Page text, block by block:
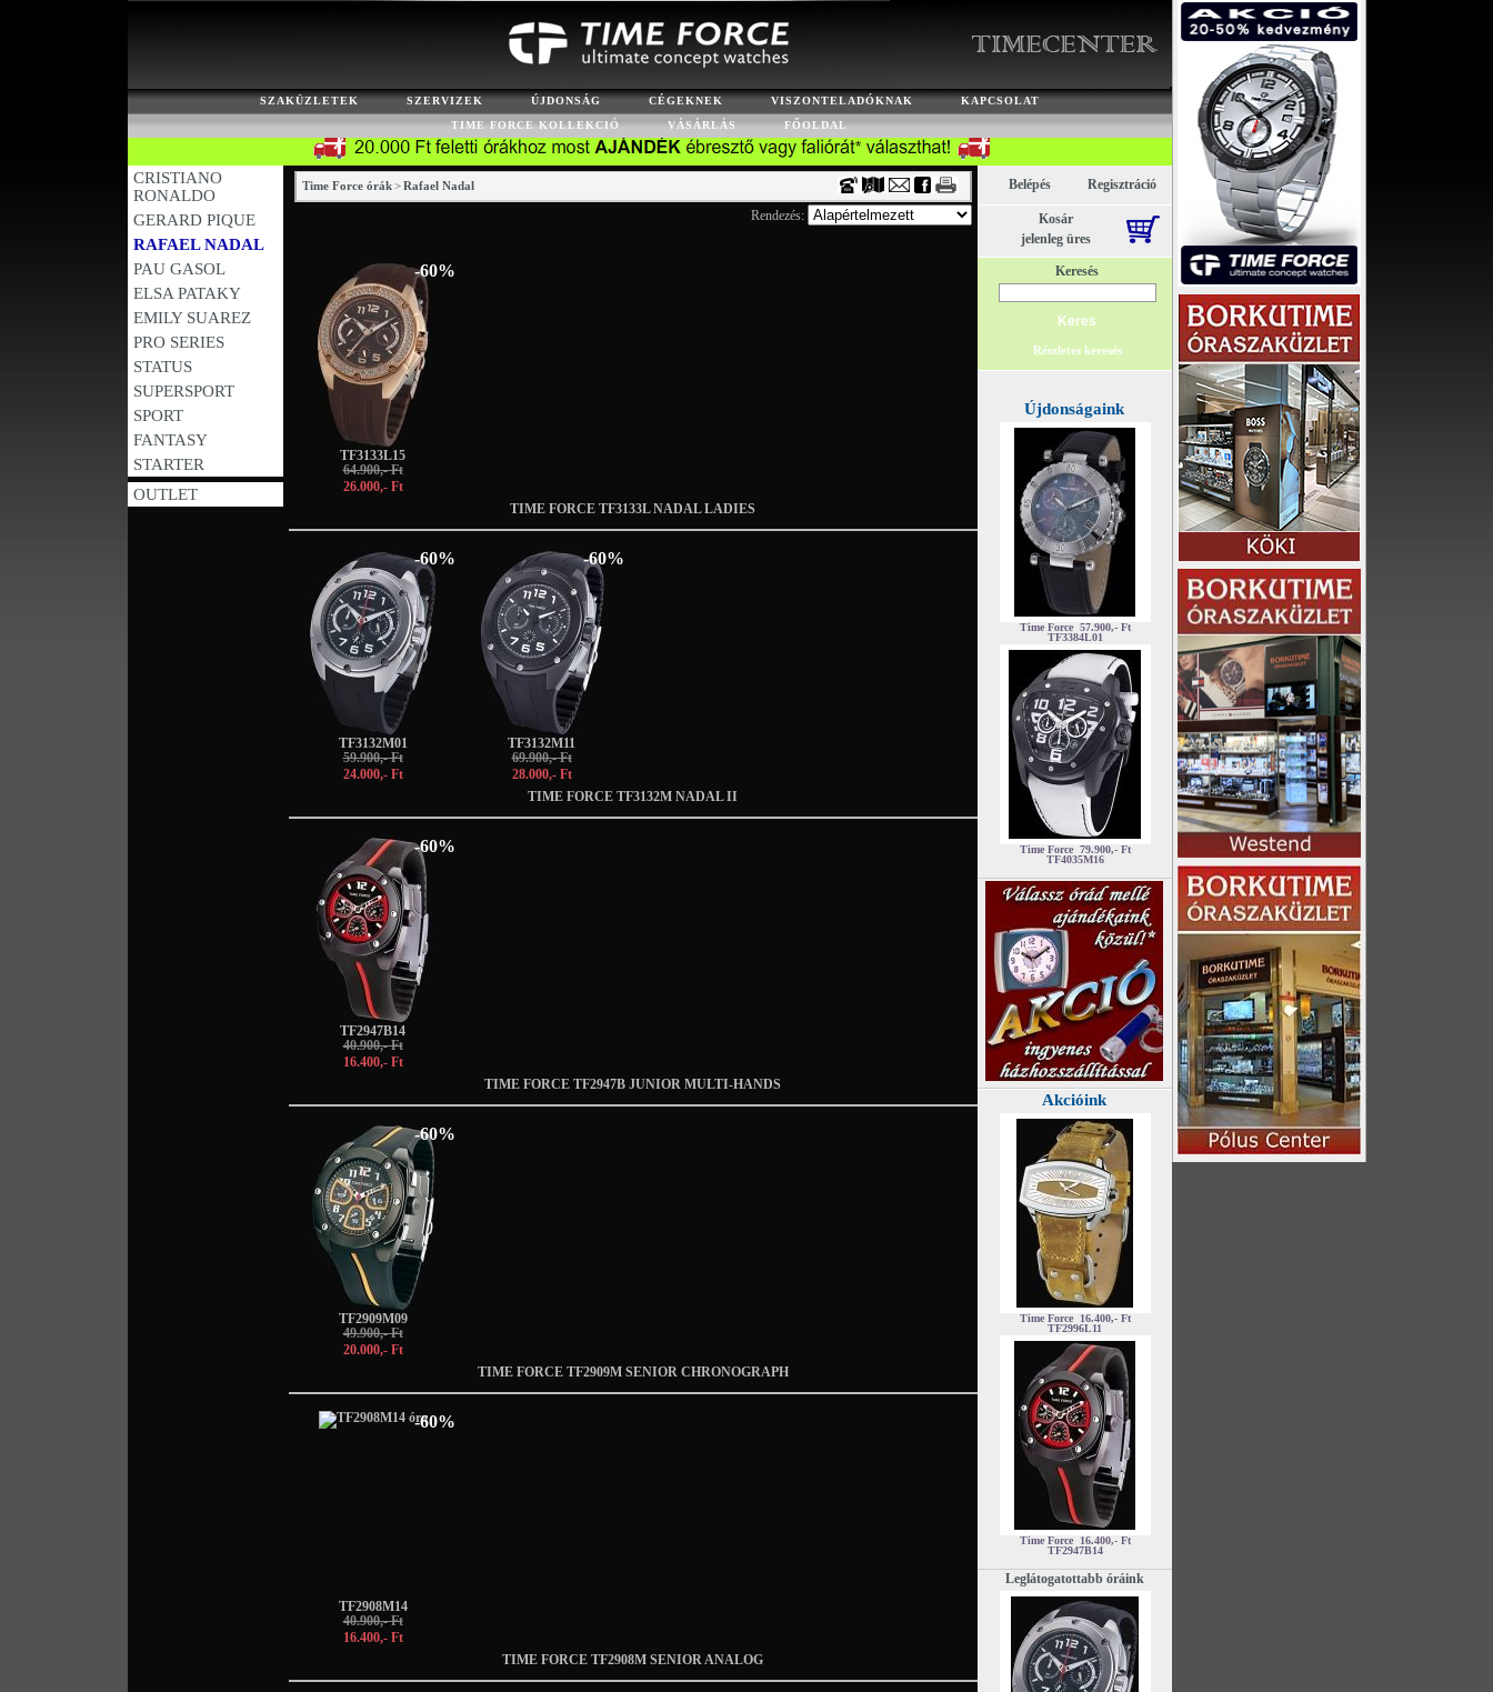
SZAKÜZLETEK SZERVIZEK ÚJDONSÁG CÉGEKNEK VISZONTELADÓKNAK
KAPCSOLAT
TIME FORCE KOLLEKCIÓ
VÁSÁRLÁS FŐOLDAL
CRISTIANO
RONALDO
GERARD PIQUE
RAFAEL NADAL
PAU GASOL
ELSA PATAKY
EMILY SUAREZ
PRO SERIES
STATUS
SUPERSPORT
SPORT
FANTASY
STARTER
OUTLET
Time Force órák > Rafael Nadal
Rendezés:
-60%
TF3133L15
64.900,- Ft
26.000,- Ft
TIME FORCE TF3133L NADAL LADIES
-60%
TF3132M01
59.900,- Ft
24.000,- Ft
-60%
TF3132M11
69.900,- Ft
28.000,- Ft
TIME FORCE TF3132M NADAL II
-60%
TF2947B14
40.900,- Ft
16.400,- Ft
TIME FORCE TF2947B JUNIOR MULTI-HANDS
-60%
TF2909M09
49.900,- Ft
20.000,- Ft
TIME FORCE TF2909M SENIOR CHRONOGRAPH
-60%
TF2908M14
40.900,- Ft
16.400,- Ft
TIME FORCE TF2908M SENIOR ANALOG
Belépés Regisztráció
Kosár
jelenleg üres
Keresés
Részletes keresés
Újdonságaink
Time Force 57.900,- Ft
TF3384L01
Time Force 79.900,- Ft
TF4035M16
Akcióink
Time Force
16.400,- Ft
TF2996L11
Time Force
16.400,- Ft
TF2947B14
Leglátogatottabb óráink